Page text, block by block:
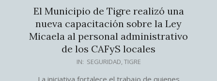
El Municipio de Tigre realizó una
nueva capacitación sobre la Ley
Micaela al personal administrativo
de los CAFyS locales
IN: SEGURIDAD,TIGRE
La iniciativa fortalece el trabajo de quienes